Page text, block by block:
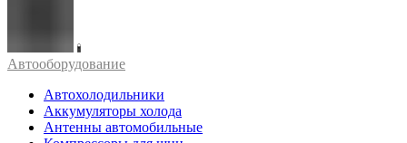
Автооборудование
Автохолодильники
Аккумуляторы холода
Антенны автомобильные